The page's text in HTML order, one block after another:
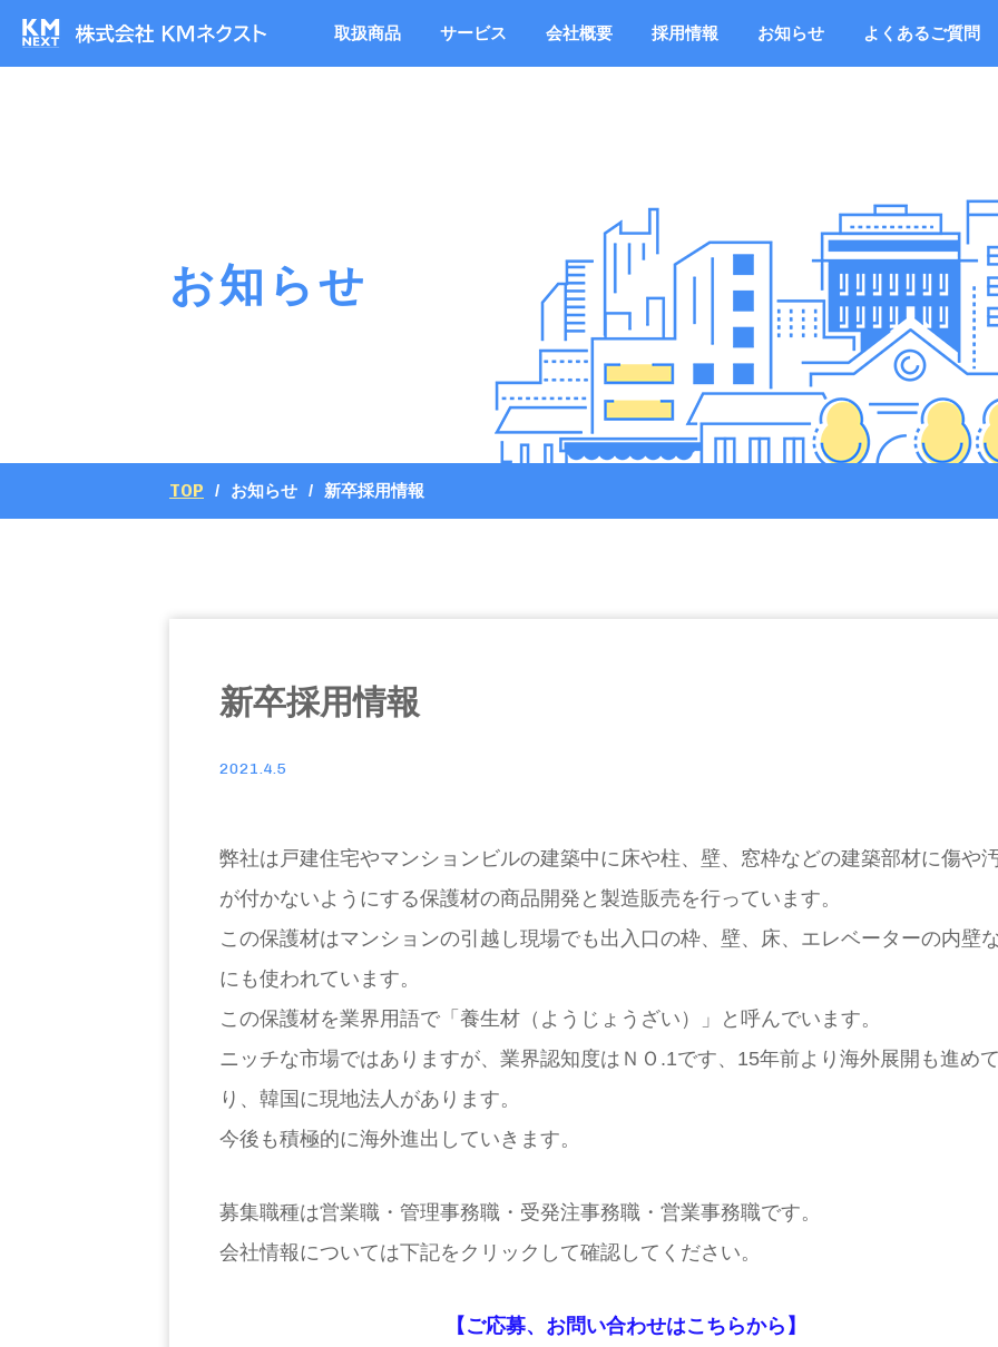
取扱商品 サービス 会社概要 採用情報 お知らせ よくあるご質問
お知らせ
TOP お知らせ 新卒採用情報
新卒採用情報
2021.4.5
弊社は戸建住宅やマンションビルの建築中に床や柱、壁、窓枠などの建築部材に傷や
が付かないようにする保護材の商品開発と製造販売を行っています。
この保護材はマンションの引越し現場でも出入口の枠、壁、床、エレベーターの内壁
にも使われています。
この保護材を業界用語で「養生材（ようじょうざい）」と呼んでいます。
ニッチな市場ではありますが、業界認知度はＮＯ.1です、15年前より海外展開も進め
り、韓国に現地法人があります。
今後も積極的に海外進出していきます。
募集職種は営業職・管理事務職・受発注事務職・営業事務職です。
会社情報については下記をクリックして確認してください。
【ご応募、お問い合わせはこちらから】